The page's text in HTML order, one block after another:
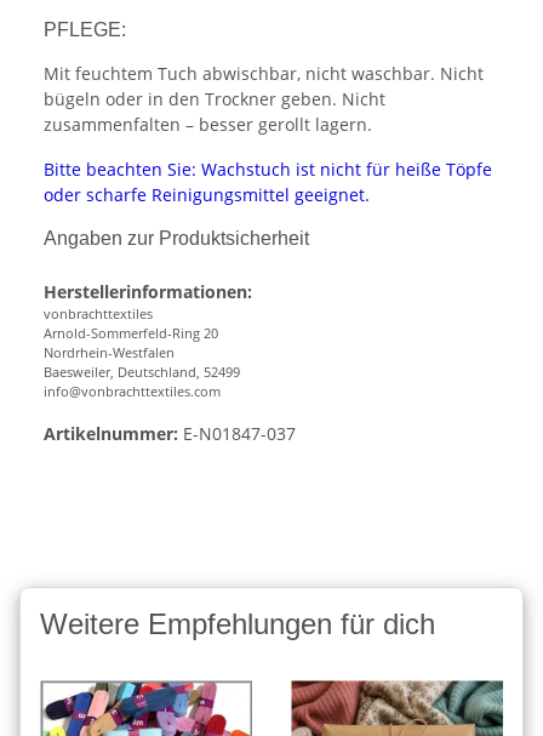
PFLEGE:
Mit feuchtem Tuch abwischbar, nicht waschbar. Nicht
bügeln oder in den Trockner geben. Nicht
zusammenfalten – besser gerollt lagern.
Bitte beachten Sie: Wachstuch ist nicht für heiße Töpfe
oder scharfe Reinigungsmittel geeignet.
Angaben zur Produktsicherheit
Herstellerinformationen:
vonbrachttextiles
Arnold-Sommerfeld-Ring 20
Nordrhein-Westfalen
Baesweiler, Deutschland, 52499
info@vonbrachttextiles.com
Artikelnummer: E-N01847-037
Weitere Empfehlungen für dich